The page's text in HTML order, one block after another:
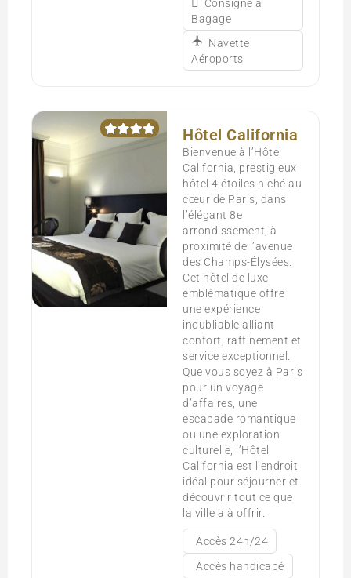
Consigne à
Bagage
Navette
Aéroports
Hôtel California
Bienvenue à l’Hôtel
California, prestigieux
hôtel 4 étoiles niché au
cœur de Paris, dans
l’élégant 8e
arrondissement, à
proximité de l’avenue
des Champs-Élysées.
Cet hôtel de luxe
emblématique offre
une expérience
inoubliable alliant
confort, raffinement et
service exceptionnel.
Que vous soyez à Paris
pour un voyage
d’affaires, une
escapade romantique
ou une exploration
culturelle, l’Hôtel
California est l’endroit
idéal pour séjourner et
découvrir tout ce que
la ville a à offrir.
Accès 24h/24
Accès handicapé